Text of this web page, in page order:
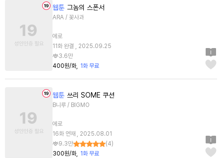
웹툰 그놈의 스폰서
ARA / 꽃사과
에로
11화 완결 , 2025.09.25
3.6만
400원/화
1화 무료
웹툰 쓰리 SOME 쿠션
B니루 / BIGMO
에로
16화 연재 , 2025.08.01
9.3만
(4)
300원/화
1화 무료